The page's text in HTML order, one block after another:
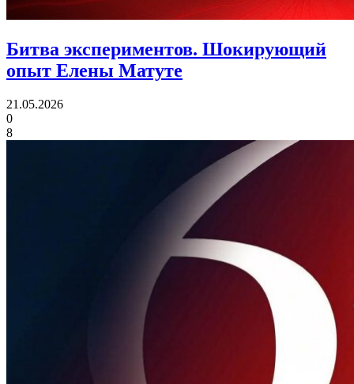
Битва экспериментов. Шокирующий
опыт Елены Матуте
21.05.2026
0
8